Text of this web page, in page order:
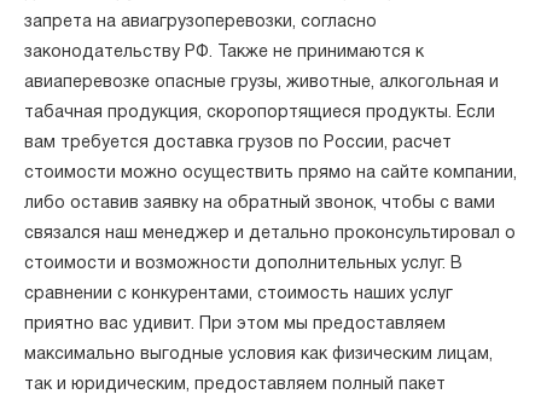
запрета на авиагрузоперевозки, согласно
законодательству РФ. Также не принимаются к
авиаперевозке опасные грузы, животные, алкогольная и
табачная продукция, скоропортящиеся продукты. Если
вам требуется доставка грузов по России, расчет
стоимости можно осуществить прямо на сайте компании,
либо оставив заявку на обратный звонок, чтобы с вами
связался наш менеджер и детально проконсультировал о
стоимости и возможности дополнительных услуг. В
сравнении с конкурентами, стоимость наших услуг
приятно вас удивит. При этом мы предоставляем
максимально выгодные условия как физическим лицам,
так и юридическим, предоставляем полный пакет